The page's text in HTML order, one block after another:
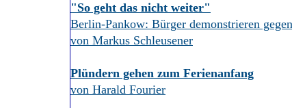
"So geht das nicht weiter"
Berlin-Pankow: Bürger demonstrieren
von Markus Schleusener
Plündern gehen zum Ferienanfang
von Harald Fourier